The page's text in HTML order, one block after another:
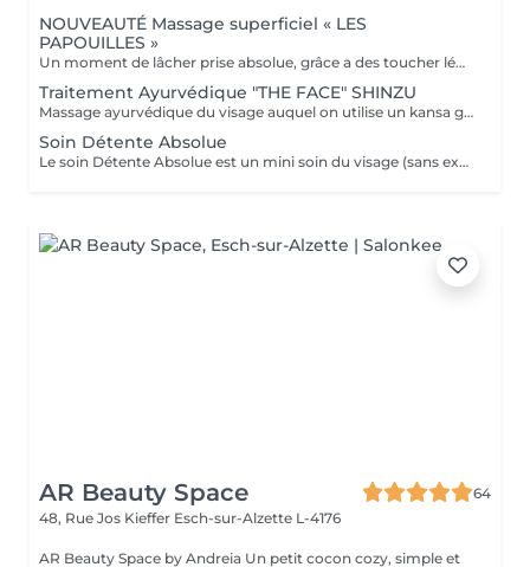
NOUVEAUTÉ Massage superficiel « LES
PAPOUILLES »
Un moment de lâcher prise absolue, grâce a des toucher léger axé sur la caresse et le frisson agréable. A l'aide de plumes, de mains expertes et d'ustensiles soigneusement choisis, ce massage superficiel invite à un voyage sensoriel. Subtil pour apaiser le mental, relâcher les tensions émotionnelles se reconnecter à son corps en toute douceur. Idéal pour les personnes aimant les papouilles.
Traitement Ayurvédique "THE FACE" SHINZU
Massage ayurvédique du visage auquel on utilise un kansa guérisseur de L'Inde. Celui-ci permet de rééquilibrer les énergies au corps, agit sur des points d'acupression pour améliorer la circulation, détendre les muscles, drainer, anti-stresse et raffermir l'ovale du visage. Résultats: *Détente *Peau lumineuse *Amélioration du tonus musculaire *Diminution des tensions faciales *Améliore les maux de tête *Anti-stress *Draine
Soin Détente Absolue
Le soin Détente Absolue est un mini soin du visage (sans extraction des points noirs) et un massage du corps d'une durée totale de 1h30. On commence par un massage relaxant sur la face arrière, jambes puis dos. Face avant mini soin visage (nettoyant + gommage #FACE PERFECTION) massage du décolleté, du visage et pendant la pose du masque, on effectue un massage relaxant sur les jambes et pieds. Un soin cocooning tout en douceur.
AR Beauty Space
64
48, Rue Jos Kieffer Esch-sur-Alzette L-4176
AR Beauty Space by Andreia Un petit cocon cozy, simple et